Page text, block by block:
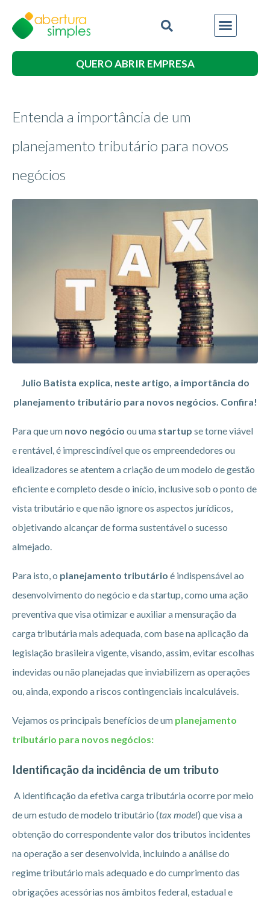
QUERO ABRIR EMPRESA
Entenda a importância de um
planejamento tributário para novos
negócios
Julio Batista explica, neste artigo, a importância do
planejamento tributário para novos negócios. Confira!
Para que um novo negócio ou uma startup se torne viável
e rentável, é imprescindível que os empreendedores ou
idealizadores se atentem a criação de um modelo de gestão
eficiente e completo desde o início, inclusive sob o ponto de
vista tributário e que não ignore os aspectos jurídicos,
objetivando alcançar de forma sustentável o sucesso
almejado.
Para isto, o planejamento tributário é indispensável ao
desenvolvimento do negócio e da startup, como uma ação
preventiva que visa otimizar e auxiliar a mensuração da
carga tributária mais adequada, com base na aplicação da
legislação brasileira vigente, visando, assim, evitar escolhas
indevidas ou não planejadas que inviabilizem as operações
ou, ainda, expondo a riscos contingenciais incalculáveis.
Vejamos os principais benefícios de um planejamento
tributário para novos negócios:
Identificação da incidência de um tributo
A identificação da efetiva carga tributária ocorre por meio
de um estudo de modelo tributário (tax model) que visa a
obtenção do correspondente valor dos tributos incidentes
na operação a ser desenvolvida, incluindo a análise do
regime tributário mais adequado e do cumprimento das
obrigações acessórias nos âmbitos federal, estadual e